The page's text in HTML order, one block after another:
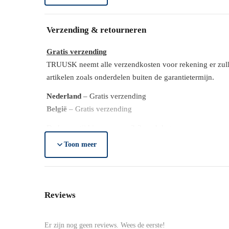
1 x Wringemmer
1 x 70-liter vuilniszak met deksel
1 x Montagehandleiding
Verpakkingsafmetingen (LxBxH)
Verpakking
Materiaal
Verzending & retourneren
Gratis verzending
TRUUSK neemt alle verzendkosten voor rekening er
artikelen zoals onderdelen buiten de garantietermijn.
Nederland – Gratis verzending
België – Gratis verzending
Lees hier meer..
Gratis retourneren
Je heb na de retourmelding nogmaals 14 dagen om
TRUUSK het product zo spoedig mogelijk, bij
Toon meer
Reviews
Er zijn nog geen reviews. Wees de eerste!